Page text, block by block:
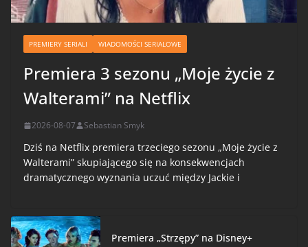
PREMIERY SERIALI WIADOMOŚCI SERIALOWE
Premiera 3 sezonu „Moje życie z
Walterami” na Netflix
2026-08-07 Sebastian Smyk
Dziś na Netflix premiera trzeciego sezonu „Moje życie z
Walterami” skupiającego się na konsekwencjach
dramatycznego wyznania uczuć między Jackie i
Premiera „Strzępy” na Disney+